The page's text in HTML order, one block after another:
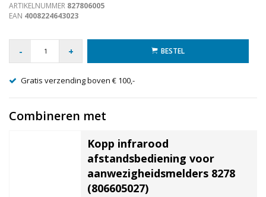
ARTIKELNUMMER 827806005
EAN 4008224643023
- + BESTEL
Gratis verzending boven € 100,-
Combineren met
Kopp infrarood
afstandsbediening voor
aanwezigheidsmelders 8278
(806605027)